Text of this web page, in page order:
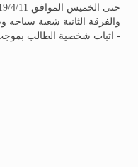
والفرقة الثانية شعبة سياحه
- اثبات شخصية الطالب